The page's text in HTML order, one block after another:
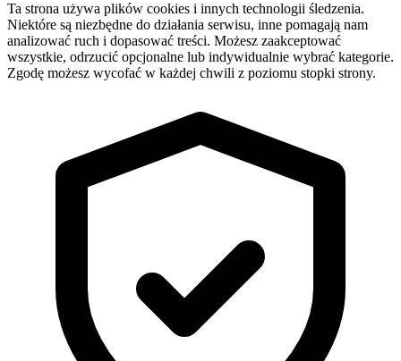
Ta strona używa plików cookies i innych technologii śledzenia.
Niektóre są niezbędne do działania serwisu, inne pomagają nam
analizować ruch i dopasować treści. Możesz zaakceptować
wszystkie, odrzucić opcjonalne lub indywidualnie wybrać kategorie.
Zgodę możesz wycofać w każdej chwili z poziomu stopki strony.